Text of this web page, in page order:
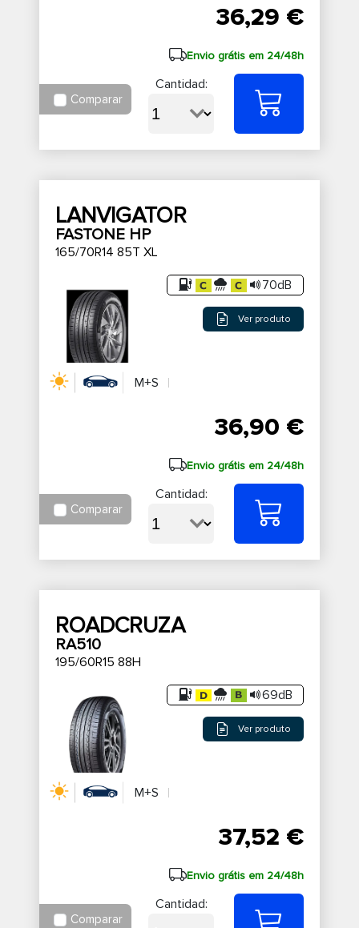
36,29 €
Envio grátis em 24/48h
Comparar
Cantidad:
LANVIGATOR
FASTONE HP
165/70R14 85T XL
70dB
Ver produto
M+S
36,90 €
Envio grátis em 24/48h
Comparar
Cantidad:
ROADCRUZA
RA510
195/60R15 88H
69dB
Ver produto
M+S
37,52 €
Envio grátis em 24/48h
Comparar
Cantidad: